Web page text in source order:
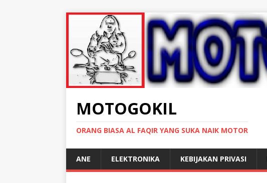
MOTOGOKIL
ORANG BIASA AL FAQIR YANG SUKA NAIK MOTOR
ANE ELEKTRONIKA KEBIJAKAN PRIVASI